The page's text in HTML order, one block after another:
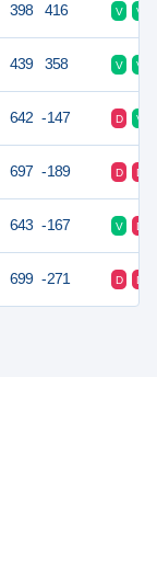
398 416 V V
439 358 V V
642 -147 D V
697 -189 D D
643 -167 V D
699 -271 D D